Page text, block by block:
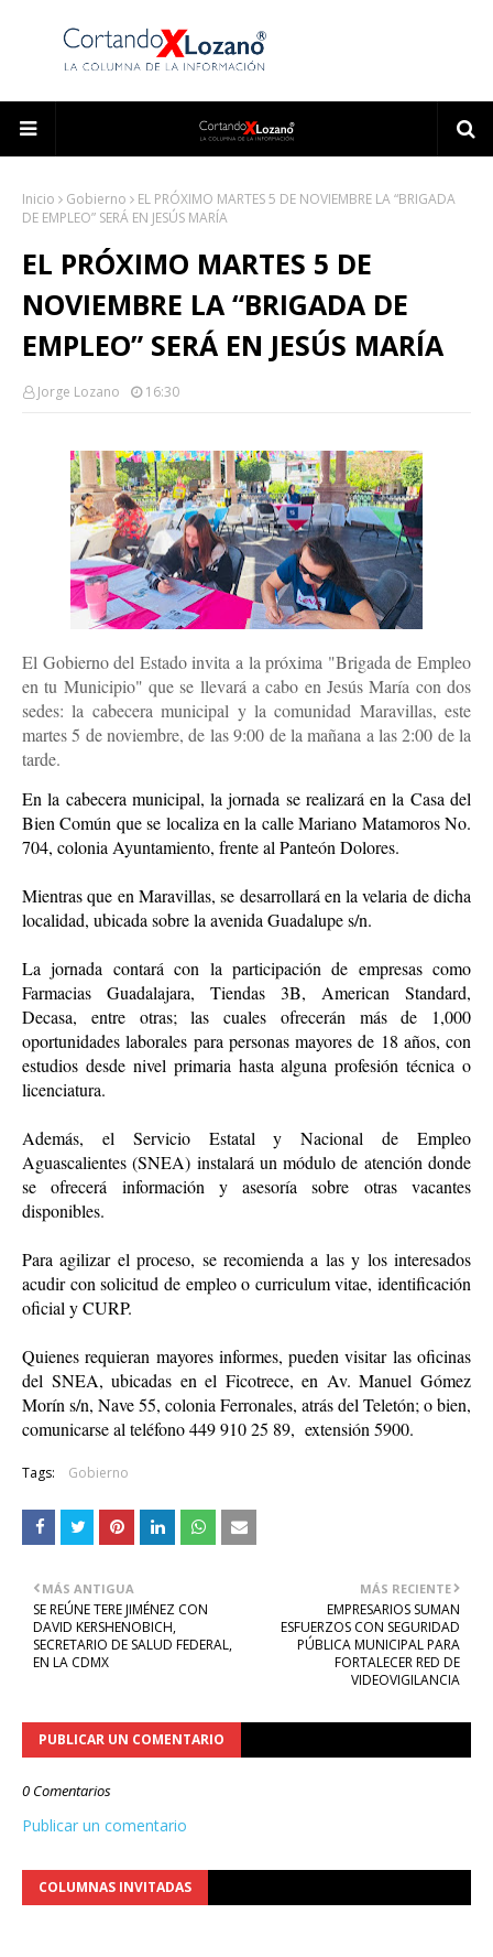
Inicio Gobierno
EL PRÓXIMO MARTES 5 DE NOVIEMBRE LA “BRIGADA
DE EMPLEO” SERÁ EN JESÚS MARÍA
EL PRÓXIMO MARTES 5 DE
NOVIEMBRE LA “BRIGADA DE
EMPLEO” SERÁ EN JESÚS MARÍA
Jorge Lozano 16:30
El Gobierno del Estado invita a la próxima "Brigada de Empleo
en tu Municipio" que se llevará a cabo en Jesús María con dos
sedes: la cabecera municipal y la comunidad Maravillas, este
martes 5 de noviembre, de las 9:00 de la mañana a las 2:00 de la
tarde.
En la cabecera municipal, la jornada se realizará en la Casa del
Bien Común que se localiza en la calle Mariano Matamoros No.
704, colonia Ayuntamiento, frente al Panteón Dolores.
Mientras que en Maravillas, se desarrollará en la velaria de dicha
localidad, ubicada sobre la avenida Guadalupe s/n.
La jornada contará con la participación de empresas como
Farmacias Guadalajara, Tiendas 3B, American Standard,
Decasa, entre otras; las cuales ofrecerán más de 1,000
oportunidades laborales para personas mayores de 18 años, con
estudios desde nivel primaria hasta alguna profesión técnica o
licenciatura.
Además, el Servicio Estatal y Nacional de Empleo
Aguascalientes (SNEA) instalará un módulo de atención donde
se ofrecerá información y asesoría sobre otras vacantes
disponibles.
Para agilizar el proceso, se recomienda a las y los interesados
acudir con solicitud de empleo o curriculum vitae, identificación
oficial y CURP.
Quienes requieran mayores informes, pueden visitar las oficinas
del SNEA, ubicadas en el Ficotrece, en Av. Manuel Gómez
Morín s/n, Nave 55, colonia Ferronales, atrás del Teletón; o bien,
comunicarse al teléfono 449 910 25 89,  extensión 5900.
Tags: Gobierno
MÁS RECIENTE
EMPRESARIOS SUMAN
ESFUERZOS CON SEGURIDAD
PÚBLICA MUNICIPAL PARA
FORTALECER RED DE
VIDEOVIGILANCIA
MÁS ANTIGUA
SE REÚNE TERE JIMÉNEZ CON
DAVID KERSHENOBICH,
SECRETARIO DE SALUD FEDERAL,
EN LA CDMX
PUBLICAR UN COMENTARIO
0 Comentarios
Publicar un comentario
COLUMNAS INVITADAS